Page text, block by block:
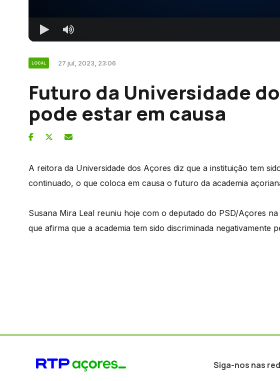
LOCAL 27 jul, 2023, 23:06
Futuro da Universidade
pode estar em causa
A reitora da Universidade dos Açores diz que a instituição tem
continuado, o que coloca em causa o futuro da academia
Susana Mira Leal reuniu hoje com o deputado do PSD/Açores
que afirma que a academia tem sido discriminada negativamente
Siga-nos nas